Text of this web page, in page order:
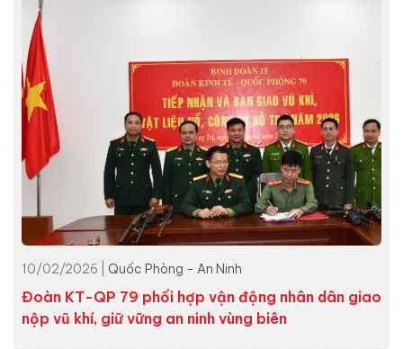
10/02/2026 | Quốc Phòng - An Ninh
Đoàn KT-QP 79 phối hợp vận động nhân dân giao
nộp vũ khí, giữ vững an ninh vùng biên